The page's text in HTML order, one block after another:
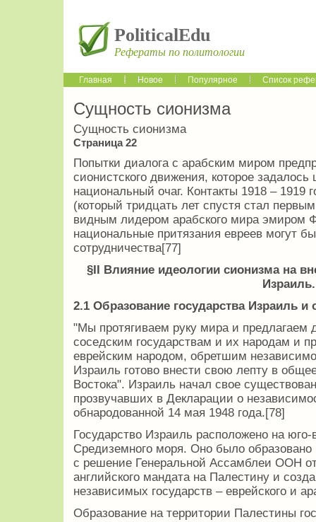
PoliticalEdu
Рефераты по политологии
Главная Новое Популярное Список
Сущность сионизма
Сущность сионизма
Страница 22
Попытки диалога с арабским миром
сионистского движения, которое
национальный очаг. Контакты 1918 –
(который тридцать лет спустя стал
видным лидером арабского мира эмиром
национальные притязания евреев могут
сотрудничества[77]
§II Влияние идеологии сионизма на
Израиль.
2.1 Образование государства Израиль
"Мы протягиваем руку мира и предлагаем
соседским государствам и их народам и
еврейским народом, обретшим
Израиль готово внести свою лепту в
Востока". Израиль начал свое
прозвучавших в Декларации о
обнародованной 14 мая 1948 года.[78]
Государство Израиль расположено на
Средиземного моря. Оно было образовано
с решение Генеральной Ассамблеи ООН
английского мандата на Палестину и
независимых государств – еврейского и
Образование на территории Палестины